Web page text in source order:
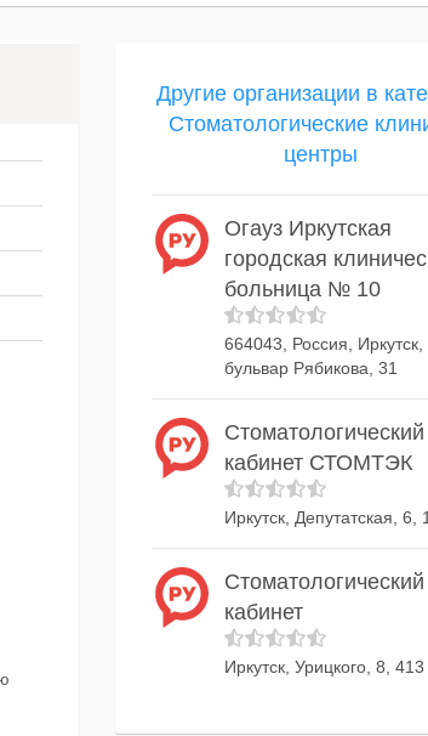
Другие организации в
Стоматологические
центры
Огауз Иркутская
городская
больница № 10
664043, Россия, Иркутск,
бульвар Рябикова, 31
Стоматологический
кабинет СТОМТЭК
Иркутск, Депутатская, 6,
Стоматологический
кабинет
Иркутск, Урицкого, 8,